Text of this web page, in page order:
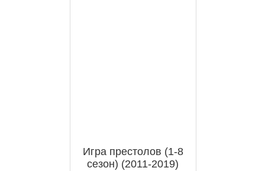
Игра престолов (1-8
сезон) (2011-2019)